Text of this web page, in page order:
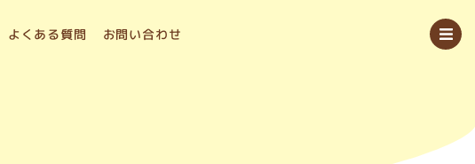
よくある質問 お問い合わせ